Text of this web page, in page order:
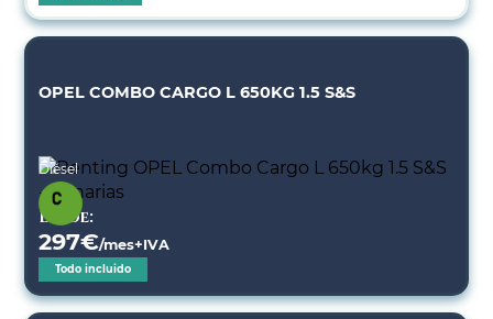
OPEL COMBO CARGO L 650KG 1.5 S&S
Diésel
Desde:
297€/mes+IVA
Todo incluido